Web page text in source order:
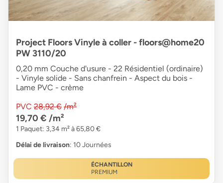
Project Floors Vinyle à coller - floors@home20
PW 3110/20
0,20 mm Couche d'usure - 22 Résidentiel (ordinaire)
- Vinyle solide - Sans chanfrein - Aspect du bois -
Lame PVC - crème
PVC 28,92 € /m²
19,70 € /m²
1 Paquet: 3,34 m² à 65,80 €
Délai de livraison: 10 Journées
ÉCHANTILLON
PREMIUM